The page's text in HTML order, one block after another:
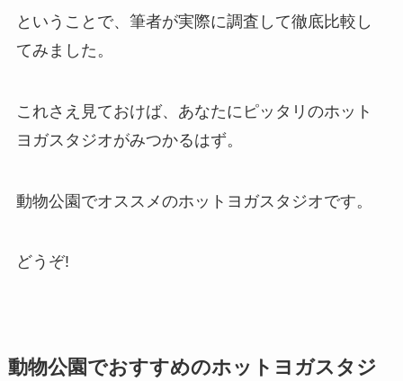
ということで、筆者が実際に調査して徹底比較し
てみました。
これさえ見ておけば、あなたにピッタリのホット
ヨガスタジオがみつかるはず。
動物公園でオススメのホットヨガスタジオです。
どうぞ!
動物公園でおすすめのホットヨガスタジ